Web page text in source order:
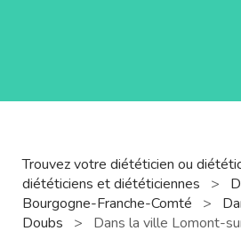
Trouvez votre diététicien ou
diététiciens et diététiciennes
>
Bourgogne-Franche-Comté
>
Doubs
>
Dans la ville Lomont-